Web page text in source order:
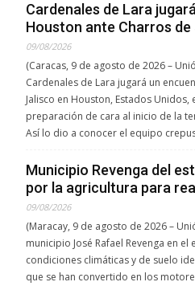
Cardenales de Lara
Houston ante Charros
09/08/2026
(Caracas, 9 de agosto de 2026 –
Cardenales de Lara jugará un
Jalisco en Houston, Estados
preparación de cara al inicio de la
Así lo dio a conocer el equipo
Municipio Revenga del
por la agricultura para
09/08/2026
(Maracay, 9 de agosto de 2026 –
municipio José Rafael Revenga en
condiciones climáticas y de suelo
que se han convertido en los